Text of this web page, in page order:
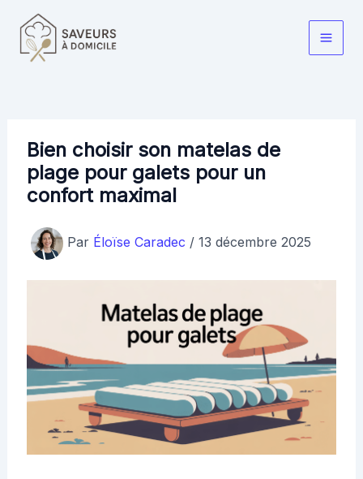
contenu
Main
Bien choisir son matelas de
plage pour galets pour un
confort maximal
Par Éloïse Caradec / 13 décembre 2025